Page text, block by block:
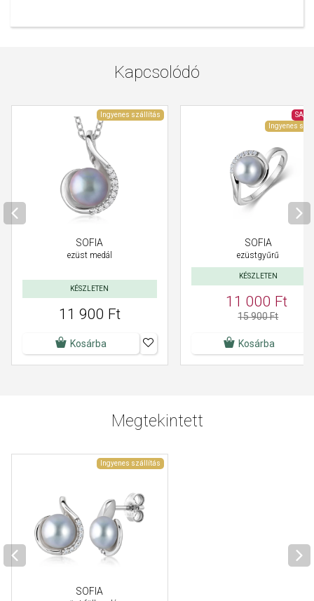
Kapcsolódó
Ingyenes szállítás
SOFIA
ezüst medál
KÉSZLETEN
11 900 Ft
Kosárba
SALE
Ingyenes
SOFIA
ezüstgyűrű
KÉSZLETEN
11 000 Ft
15 900 Ft
Kosárba
Megtekintett
Ingyenes szállítás
SOFIA